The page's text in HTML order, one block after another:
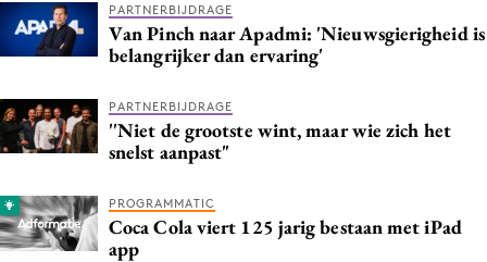
PARTNERBIJDRAGE
Van Pinch naar Apadmi: 'Nieuwsgierigheid is
belangrijker dan ervaring'
PARTNERBIJDRAGE
''Niet de grootste wint, maar wie zich het
snelst aanpast"
PROGRAMMATIC
Coca Cola viert 125 jarig bestaan met iPad
app